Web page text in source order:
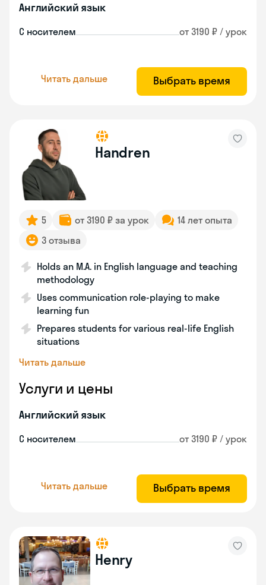
Английский язык
С носителем от 3190 ₽ / урок
Читать дальше Выбрать время
Handren
5 от 3190 ₽ за урок
14 лет опыта
3 отзыва
Holds an M.A. in English language and teaching
methodology
Uses communication role-playing to make
learning fun
Prepares students for various real-life English
situations
Читать дальше
Услуги и цены
Английский язык
С носителем от 3190 ₽ / урок
Читать дальше Выбрать время
Henry